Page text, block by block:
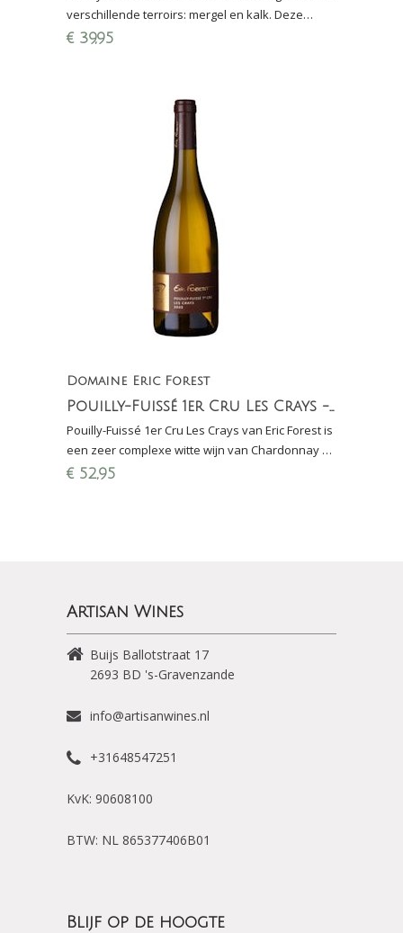
verschillende terroirs: mergel en kalk. Deze
combi zorgt voor een zeer gebalanceerde,
€ 39,95
Domaine Eric Forest
Pouilly-Fuissé 1er Cru Les Crays - Eric Forest
Pouilly-Fuissé 1er Cru Les Crays van Eric Forest is
een zeer complexe witte wijn van Chardonnay uit
het zuiden van de Bourgogne met houtrijping.
€ 52,95
Artisan Wines
Buijs Ballotstraat 17
2693 BD 's-Gravenzande
info@artisanwines.nl
+31648547251
KvK: 90608100
BTW: NL 865377406B01
Blijf op de hoogte